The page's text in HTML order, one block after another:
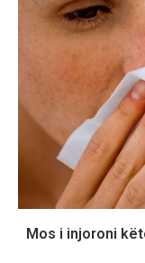
Mos i injoroni